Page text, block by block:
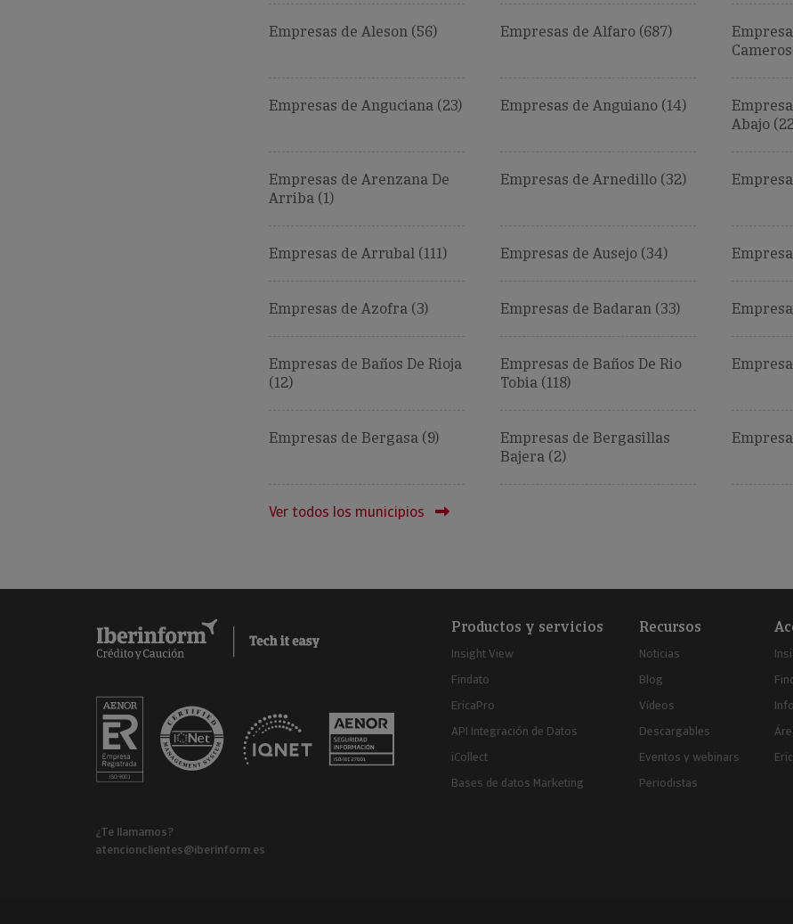
Empresas de Aleson (56) Empresas de Alfaro (687)
Empresas de Anguciana (23) Empresas de Anguiano (14)
Abajo
Empresas de Arenzana De
Arriba (1)
Empresas de Arnedillo (32)
Empresas de Arrubal (111) Empresas de Ausejo (34)
Empresas de Azofra (3) Empresas de Badaran (33)
Empresas de Baños De Rioja
(12)
Empresas de Baños De Rio
Tobia (118)
Empresas de Bergasa (9)
Empresas de Bergasillas
Bajera (2)
Ver todos los municipios
¿Te llamamos?
atencionclientes@iberinform.es
Productos y servicios
Insight View
Findato
EricaPro
API Integración de Datos
iCollect
Bases de datos Marketing
Recursos
Noticias
Blog
Vídeos
Descargables
Eventos y webinars
Periodistas